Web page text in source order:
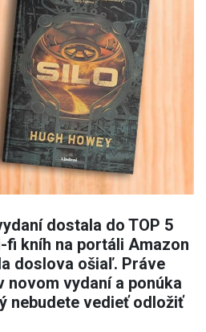
dostala do TOP 5
fi kníh na portáli Amazon
doslova ošiaľ. Práve
novom vydaní a ponúka
nebudete vedieť odložiť